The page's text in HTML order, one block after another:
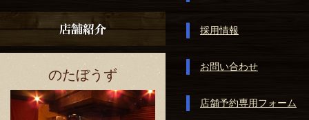
のたぼうず
採用情報
お問い合わせ
店舗予約専用フォーム